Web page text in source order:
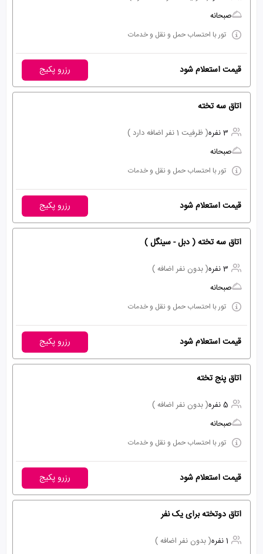
صبحانه
تور با احتساب حمل و نقل و خدمات
قیمت استعلام شود رزرو پکیج
اتاق سه تخته
3 نفره
( ظرفیت 1 نفر اضافه دارد )
صبحانه
تور با احتساب حمل و نقل و خدمات
قیمت استعلام شود رزرو پکیج
اتاق سه تخته ( دبل - سینگل )
3 نفره
( بدون نفر اضافه )
صبحانه
تور با احتساب حمل و نقل و خدمات
قیمت استعلام شود رزرو پکیج
اتاق پنج تخته
5 نفره
( بدون نفر اضافه )
صبحانه
تور با احتساب حمل و نقل و خدمات
قیمت استعلام شود رزرو پکیج
اتاق دوتخته برای یک نفر
1 نفره
( بدون نفر اضافه )